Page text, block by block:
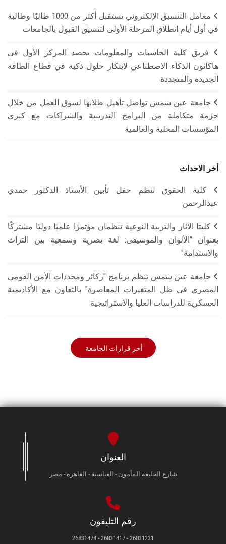
معامل التنسيق الإلكتروني تستقبل أكثر من 1000 طالبًا وطالبة
في أول أيام انطلاق المرحلة الأولى لتنسيق القبول بالجامعات
فريق كلية الحاسبات والمعلومات يحصد المركز الأول في
هاكاثون الذكاء الاصطناعي لابتكار حلول ذكية في قطاع الطاقة
الجديدة والمتجددة
جامعة عين شمس تواصل تأهيل طلابها لسوق العمل من خلال
حزمة متكاملة من البرامج التدريبية والشراكات مع كبرى
المؤسسات المحلية والعالمية
أخر الاحداث
كلية الحقوق تنظم حفل تأبين الأستاذ الدكتور حمدي
عبدالرحمن
كليتا الآثار والتربية النوعية تنظمان مؤتمرًا علميًا دوليًا مشتركًا
بعنوان "الألوان والموسيقى: لغة بصرية وسمعية بين التراث
والاستدامة"
جامعة عين شمس تنظم برنامج "ركائز ومحددات الأمن القومي
المصري في ظل المتغيرات المعاصرة" بالتعاون مع الأكاديمية
العسكرية للدراسات العليا والاستراتيجية
أخر قرارات الجامعة
العنوان
شارع الخليفة المأمون - العباسية - القاهرة - مصر
رقم التليفون
26831231 - 26831417 - 26831474